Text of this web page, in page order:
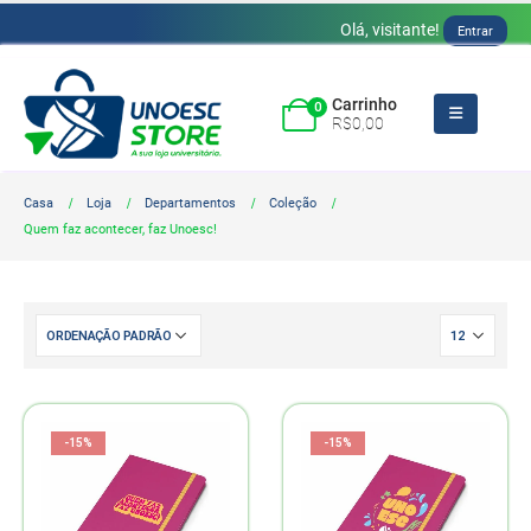
Olá, visitante! Entrar
0
Carrinho
R$0,00
Casa Loja Departamentos
Coleção
Quem faz acontecer, faz Unoesc!
-15% -15%